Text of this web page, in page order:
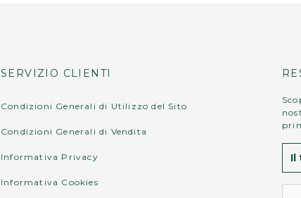
SERVIZIO CLIENTI
Condizioni Generali di Utilizzo del Sito
Condizioni Generali di Vendita
Informativa Privacy
Informativa Cookies